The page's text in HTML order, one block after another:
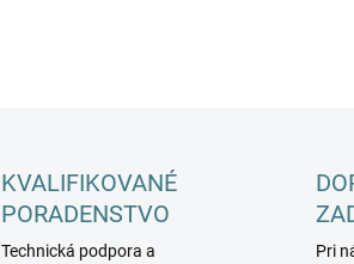
KVALIFIKOVANÉ
PORADENSTVO
Technická podpora a
Pri